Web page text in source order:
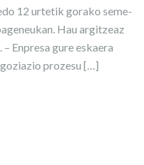
12 urtetik gorako seme-
Hau argitzeaz
Enpresa gure eskaera
prozesu […]